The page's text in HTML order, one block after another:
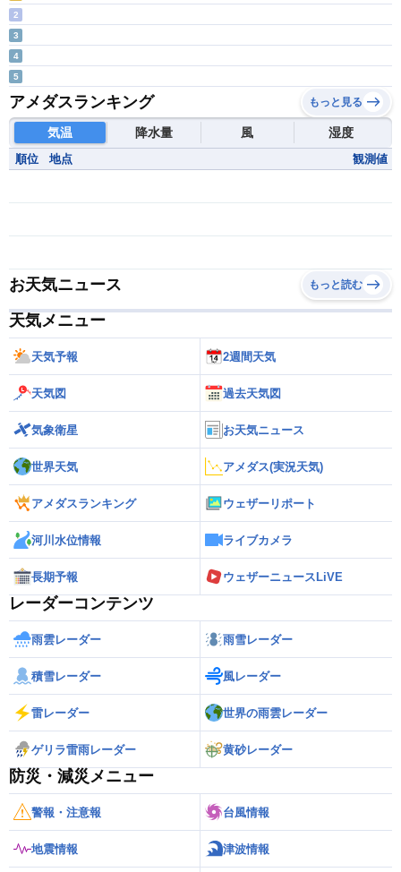
2
3
4
5
アメダスランキング もっと見る
気温 降水量 風 湿度
順位 地点 観測値
お天気ニュース もっと読む
天気メニュー
天気予報 2週間天気
天気図 過去天気図
気象衛星 お天気ニュース
世界天気 アメダス(実況天気)
アメダスランキング ウェザーリポート
河川水位情報 ライブカメラ
長期予報 ウェザーニュースLiVE
レーダーコンテンツ
雨雲レーダー 雨雪レーダー
積雪レーダー 風レーダー
雷レーダー 世界の雨雲レーダー
ゲリラ雷雨レーダー 黄砂レーダー
防災・減災メニュー
警報・注意報 台風情報
地震情報 津波情報